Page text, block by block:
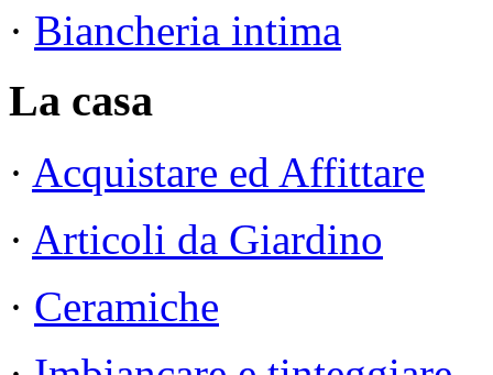
· Biancheria intima
La casa
· Acquistare ed Affittare
· Articoli da Giardino
· Ceramiche